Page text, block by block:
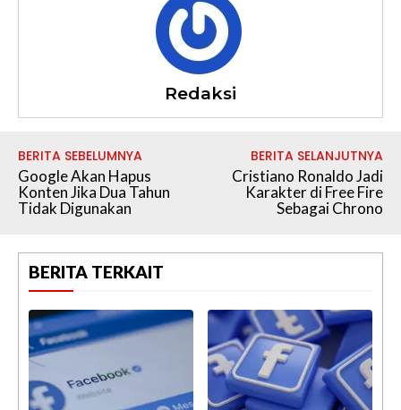
Redaksi
BERITA SEBELUMNYA
Google Akan Hapus
Konten Jika Dua Tahun
Tidak Digunakan
BERITA SELANJUTNYA
Cristiano Ronaldo Jadi
Karakter di Free Fire
Sebagai Chrono
BERITA TERKAIT